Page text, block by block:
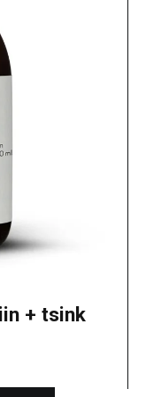
+ tsink